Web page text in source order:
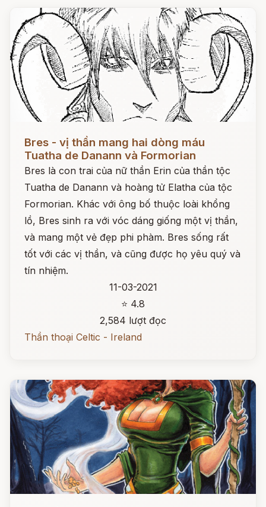
Bres - vị thần mang hai dòng máu
Tuatha de Danann và Formorian
Bres là con trai của nữ thần Erin của thần tộc
Tuatha de Danann và hoàng tử Elatha của tộc
Formorian. Khác với ông bố thuộc loài khổng
lồ, Bres sinh ra với vóc dáng giống một vị thần,
và mang một vẻ đẹp phi phàm. Bres sống rất
tốt với các vị thần, và cũng được họ yêu quý và
tín nhiệm.
11-03-2021
⭐ 4.8
2,584 lượt đọc
Thần thoại Celtic - Ireland